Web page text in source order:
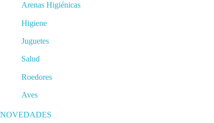
Arenas Higiénicas
Higiene
Juguetes
Salud
Roedores
Aves
NOVEDADES